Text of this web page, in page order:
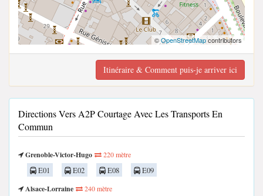
©OpenStreetMapcontributors
Itinéraire & Comment puis-je arriver ici
Directions Vers A2P Courtage Avec Les Transports En
Commun
Grenoble-Victor-Hugo 220 mètre
E01 E02 E08
E09
Alsace-Lorraine
240 mètre